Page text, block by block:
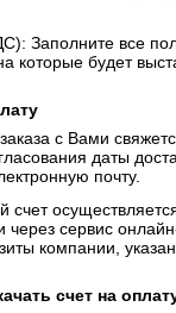
Заполните все
которые будет
с Вами
даты
почту.
счет
через сервис
компании,
счет на